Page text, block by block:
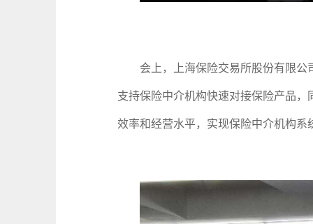
会上，上海保险交易所股份有限公
支持保险中介机构快速对接保险产品
效率和经营水平，实现保险中介机构